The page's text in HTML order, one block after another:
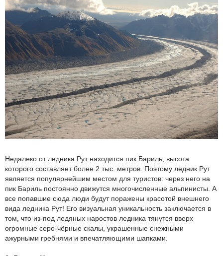
Недалеко от ледника Рут находится пик Бариль, высота
которого составляет более 2 тыс. метров. Поэтому ледник Рут
является популярнейшим местом для туристов: через него на
пик Бариль постоянно движутся многочисленные альпинисты. А
все попавшие сюда люди будут поражены красотой внешнего
вида ледника Рут! Его визуальная уникальность заключается в
том, что из-под ледяных наростов ледника тянутся вверх
огромные серо-чёрные скалы, украшенные снежными
ажурными гребнями и впечатляющими шапками.